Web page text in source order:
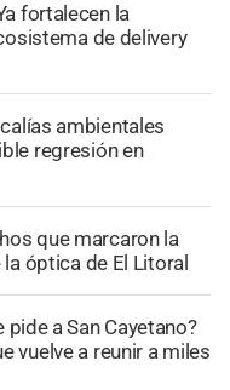
fortalecen la
de delivery
ambientales
regresión en
que marcaron la
óptica de El Litoral
pide a San Cayetano?
vuelve a reunir a miles